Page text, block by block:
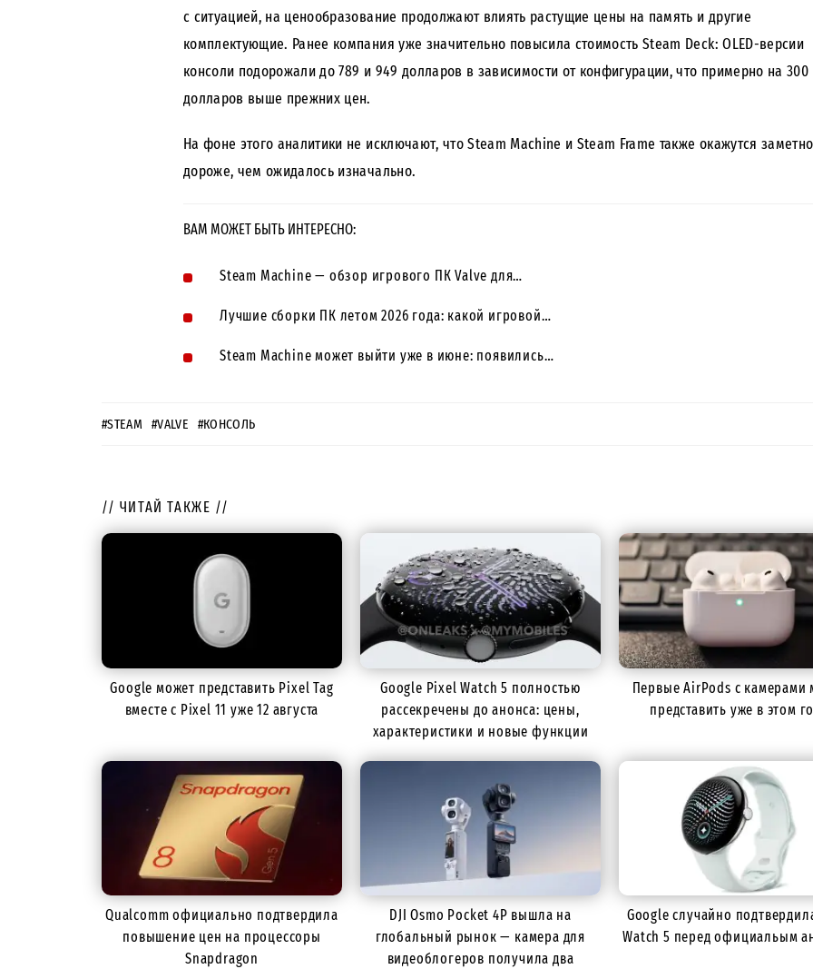
с ситуацией, на ценообразование продолжают влиять растущие цены на память и другие
комплектующие. Ранее компания уже значительно повысила стоимость Steam Deck: OLED-версии
консоли подорожали до 789 и 949 долларов в зависимости от конфигурации, что примерно на 300
долларов выше прежних цен.
На фоне этого аналитики не исключают, что Steam Machine и Steam Frame также окажутся заметно
дороже, чем ожидалось изначально.
ВАМ МОЖЕТ БЫТЬ ИНТЕРЕСНО:
Steam Machine — обзор игрового ПК Valve для…
Лучшие сборки ПК летом 2026 года: какой игровой…
Steam Machine может выйти уже в июне: появились…
#STEAM #VALVE #КОНСОЛЬ
// ЧИТАЙ ТАКЖЕ //
Google может представить Pixel Tag
вместе с Pixel 11 уже 12 августа
Google Pixel Watch 5 полностью
рассекречены до анонса: цены,
характеристики и новые функции
Первые AirPods с камерами
представить уже в этом
Qualcomm официально подтвердила
повышение цен на процессоры
Snapdragon
DJI Osmo Pocket 4P вышла на
глобальный рынок — камера для
видеоблогеров получила два
Google случайно
Watch 5 перед официальым